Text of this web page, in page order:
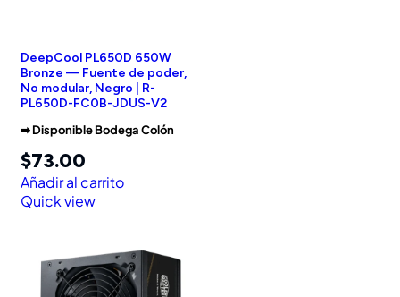
DeepCool PL650D 650W
Bronze — Fuente de poder,
No modular, Negro | R-
PL650D-FC0B-JDUS-V2
➡︎ Disponible Bodega Colón
$73.00
Añadir al carrito
Quick view